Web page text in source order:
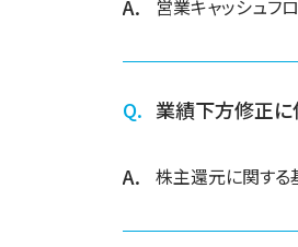
営業キャッシュフ
業績下方修正に
株主還元に関する